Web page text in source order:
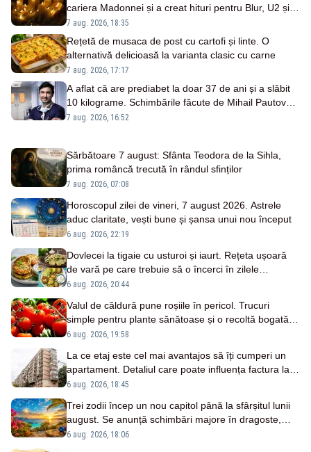
cariera Madonnei și a creat hituri pentru Blur, U2 și
All Saints
7 aug. 2026, 18:35
Rețetă de musaca de post cu cartofi și linte. O
alternativă delicioasă la varianta clasic cu carne
7 aug. 2026, 17:17
A aflat că are prediabet la doar 37 de ani și a slăbit
10 kilograme. Schimbările făcute de Mihail Pautov
fără diete drastice
7 aug. 2026, 16:52
Sărbătoare 7 august: Sfânta Teodora de la Sihla,
prima româncă trecută în rândul sfinților
7 aug. 2026, 07:08
Horoscopul zilei de vineri, 7 august 2026. Astrele
aduc claritate, vești bune și șansa unui nou început
6 aug. 2026, 22:19
Dovlecei la tigaie cu usturoi și iaurt. Rețeta ușoară
de vară pe care trebuie să o încerci în zilele
caniculare
6 aug. 2026, 20:44
Valul de căldură pune roșiile în pericol. Trucuri
simple pentru plante sănătoase și o recoltă bogată la
toamnă
6 aug. 2026, 19:58
La ce etaj este cel mai avantajos să îți cumperi un
apartament. Detaliul care poate influența factura la
energie
6 aug. 2026, 18:45
Trei zodii încep un nou capitol până la sfârșitul lunii
august. Se anunță schimbări majore în dragoste,
carieră și bani
6 aug. 2026, 18:06